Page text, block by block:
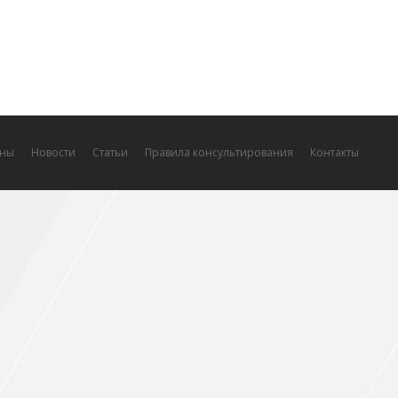
Новости Статьи Правила консультирования Контакты